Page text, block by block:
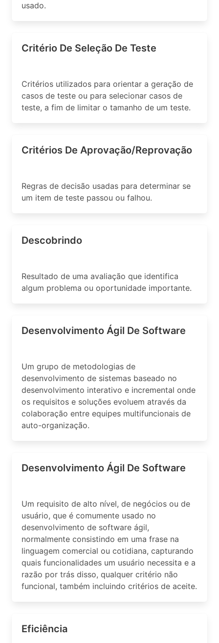
usado.
Critério De Seleção De Teste
Critérios utilizados para orientar a geração de
casos de teste ou para selecionar casos de
teste, a fim de limitar o tamanho de um teste.
Critérios De Aprovação/Reprovação
Regras de decisão usadas para determinar se
um item de teste passou ou falhou.
Descobrindo
Resultado de uma avaliação que identifica
algum problema ou oportunidade importante.
Desenvolvimento Ágil De Software
Um grupo de metodologias de
desenvolvimento de sistemas baseado no
desenvolvimento interativo e incremental onde
os requisitos e soluções evoluem através da
colaboração entre equipes multifuncionais de
auto-organização.
Desenvolvimento Ágil De Software
Um requisito de alto nível, de negócios ou de
usuário, que é comumente usado no
desenvolvimento de software ágil,
normalmente consistindo em uma frase na
linguagem comercial ou cotidiana, capturando
quais funcionalidades um usuário necessita e a
razão por trás disso, qualquer critério não
funcional, também incluindo critérios de aceite.
Eficiência